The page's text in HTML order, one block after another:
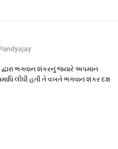
ભગવાન શંકરનું જ્યારે અપમાન
લીધી હતી તે વખતે ભગવાન શંકર દક્ષ